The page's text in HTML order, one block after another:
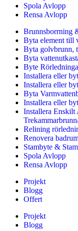
Spola Avlopp
Rensa Avlopp
Brunnsborrning
Byta element till
Byta golvbrunn,
Byta
Byte
Installera eller
Installera eller
Byta
Installera eller
Installera Enskilt
Relining
Renovera
Stambyte &
Spola Avlopp
Rensa Avlopp
Projekt
Blogg
Offert
Projekt
Blogg